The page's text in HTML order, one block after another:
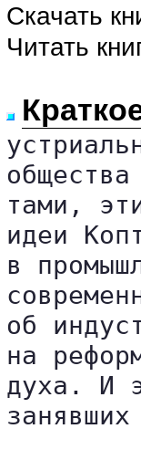
Скачать
Читать
тами,
идеи
в
об
на
духа. И